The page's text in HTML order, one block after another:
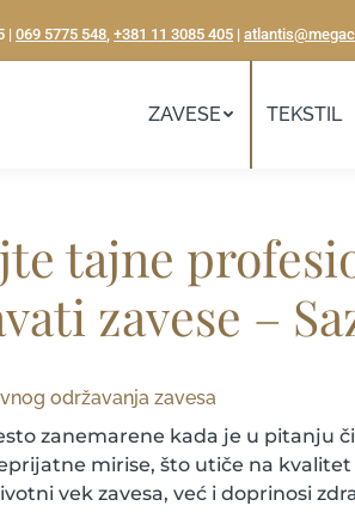
| 069 5775 548 +381 11 3085 405 |
ZAVESE TEKSTIL
tajne
zavese –
održavanja zavesa
zanemarene kada je u pitanju
mirise, što utiče na
vek zavesa, već i doprinosi